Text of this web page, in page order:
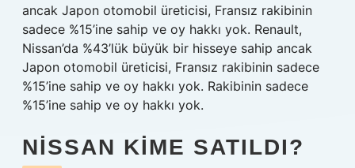
ancak Japon otomobil üreticisi, Fransız rakibinin
sadece %15’ine sahip ve oy hakkı yok. Renault,
Nissan’da %43’lük büyük bir hisseye sahip ancak
Japon otomobil üreticisi, Fransız rakibinin sadece
%15’ine sahip ve oy hakkı yok. Rakibinin sadece
%15’ine sahip ve oy hakkı yok.
NISSAN KIME SATILDI?